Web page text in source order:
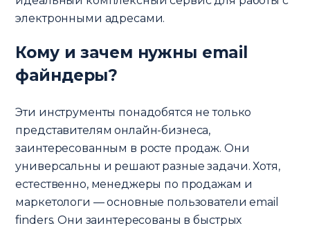
электронными адресами.
Кому и зачем нужны email
файндеры?
Эти инструменты понадобятся не только
представителям онлайн-бизнеса,
заинтересованным в росте продаж. Они
универсальны и решают разные задачи. Хотя,
естественно, менеджеры по продажам и
маркетологи — основные пользователи email
finders. Они заинтересованы в быстрых